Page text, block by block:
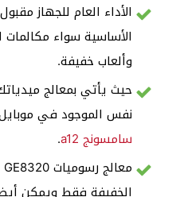
الأداء العام للجهاز
الأساسية سواء مكالمات
وألعاب خفيفة.
نفس الموجود في
سامسونج a12
.
الخفيفة فقط ويمكن